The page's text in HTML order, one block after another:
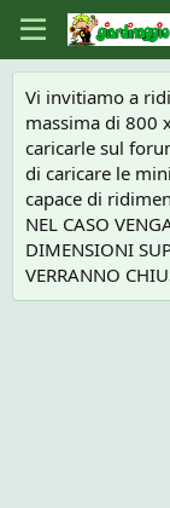
Vi invitiamo a
massima di 800
caricarle sul
di caricare le
capace di
NEL CASO
DIMENSIONI
VERRANNO